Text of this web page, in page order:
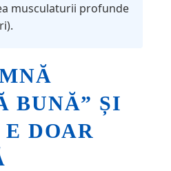
musculaturii profunde
BUNĂ” ȘI
DOAR